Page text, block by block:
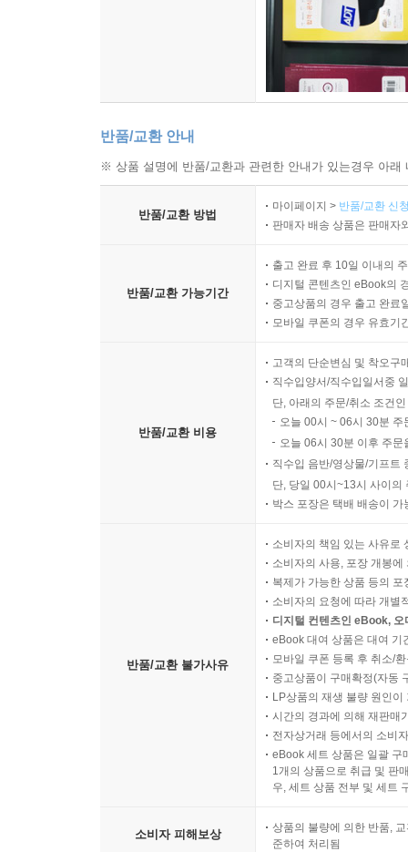
반품/교환 안내
※ 상품 설명에 반품/교환과 관련한 안내가 있는경우 아
반품/교환 방법
마이페이지 > 반품/교환 신
판매자 배송 상품은 판매자
반품/교환 가능기간
출고 완료 후 10일 이내의
디지털 콘텐츠인 eBook의
중고상품의 경우 출고 완료
모바일 쿠폰의 경우 유효기
반품/교환 비용
고객의 단순변심 및 착오구
직수입양서/직수입일서중
단, 아래의 주문/취소 조건
오늘 00시 ~ 06시 30분
오늘 06시 30분 이후 주
직수입 음반/영상물/기프트
단, 당일 00시~13시 사이의
박스 포장은 택배 배송이
반품/교환 불가사유
소비자의 책임 있는 사유로
소비자의 사용, 포장 개봉
복제가 가능한 상품 등의
소비자의 요청에 따라 개별
디지털 컨텐츠인 eBook,
eBook 대여 상품은 대여 기
모바일 쿠폰 등록 후 취소/
중고상품이 구매확정(자동
LP상품의 재생 불량 원인
시간의 경과에 의해 재판매
전자상거래 등에서의 소비
eBook 세트 상품은 일괄 구
1개의 상품으로 취급 및 판
우, 세트 상품 전부 및 세트
소비자 피해보상
상품의 불량에 의한 반품,
준하여 처리됨